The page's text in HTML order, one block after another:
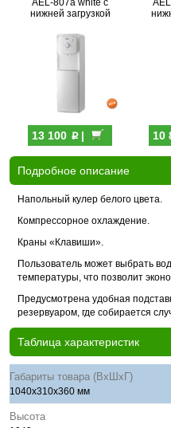
AEL-807a white с
нижней загрузкой
13 100 p| 10
Подробное описание
Напольный кулер белого цвета.
Компрессорное охлаждение.
Краны «Клавиши».
Пользователь может выбрать
температуры, что позволит
Предусмотрена удобная
резервуаром, где собирается
Таблица характеристик
Габариты товара (ВхШхГ)
1040x310х360 мм
Высота